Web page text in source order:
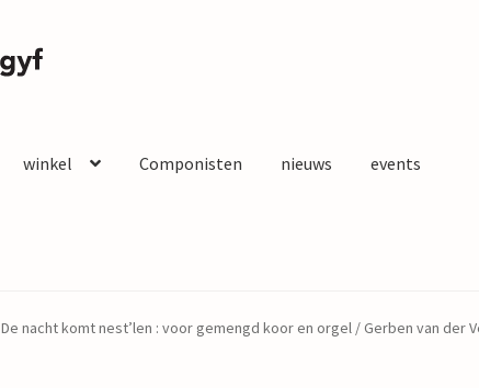
winkel Componisten nieuws events
De nacht komt nest’len : voor gemengd koor en orgel / Gerben van der